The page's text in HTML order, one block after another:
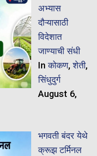
अभ्यास
दौऱ्यासाठी
विदेशात
जाण्याची संधी
Inकोकण,शेती,
सिंधुदुर्ग
August 6,
भगवती बंदर येथे
क्रूझ टर्मिनल